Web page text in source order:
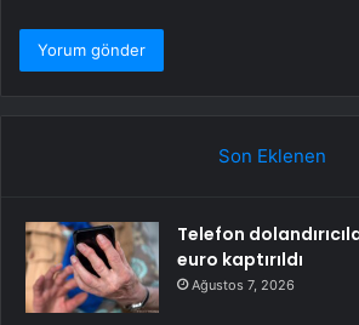
Son Eklenen
Telefon
euro kaptırıldı
Ağustos 7, 2026